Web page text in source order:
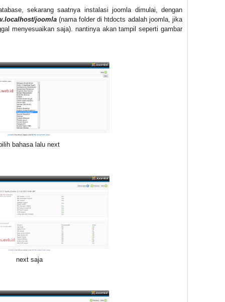
sekarang saatnya instalasi joomla dimulai, dengan
joomla(nama folder di htdocts adalah joomla, jika
menyesuaikan saja). nantinya akan tampil seperti gambar
bahasa lalu next
next saja